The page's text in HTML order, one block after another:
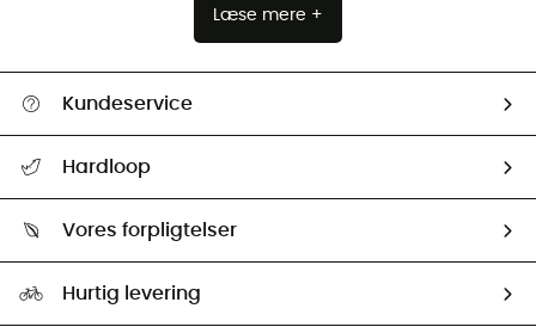
Læse mere +
Kundeservice
Returnering & Tilbagebetaling
Hardloop
Our ambassadors
Vores forpligtelser
Hurtig levering